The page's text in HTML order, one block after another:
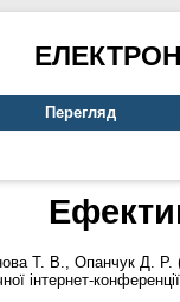
Перегляд
Т. В., Опанчук Д. Р.
інтернет-